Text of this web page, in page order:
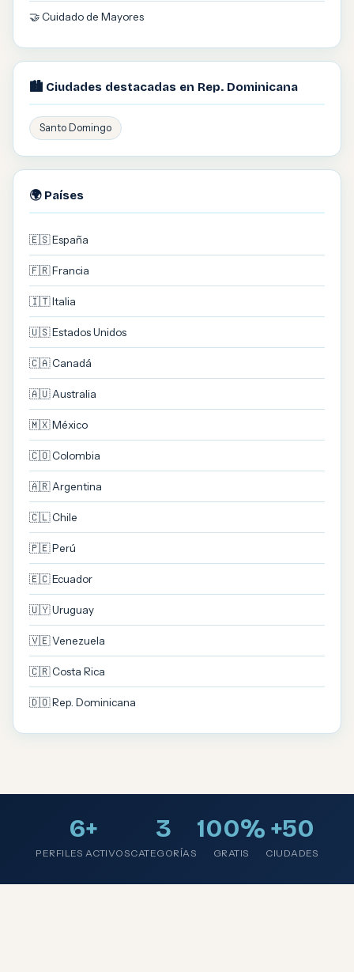
🤝 Cuidado de Mayores
🏙️ Ciudades destacadas en Rep. Dominicana
Santo Domingo
🌍 Países
🇪🇸 España
🇫🇷 Francia
🇮🇹 Italia
🇺🇸 Estados Unidos
🇨🇦 Canadá
🇦🇺 Australia
🇲🇽 México
🇨🇴 Colombia
🇦🇷 Argentina
🇨🇱 Chile
🇵🇪 Perú
🇪🇨 Ecuador
🇺🇾 Uruguay
🇻🇪 Venezuela
🇨🇷 Costa Rica
🇩🇴 Rep. Dominicana
6+
PERFILES ACTIVOS
3
CATEGORÍAS
100%
GRATIS
+50
CIUDADES